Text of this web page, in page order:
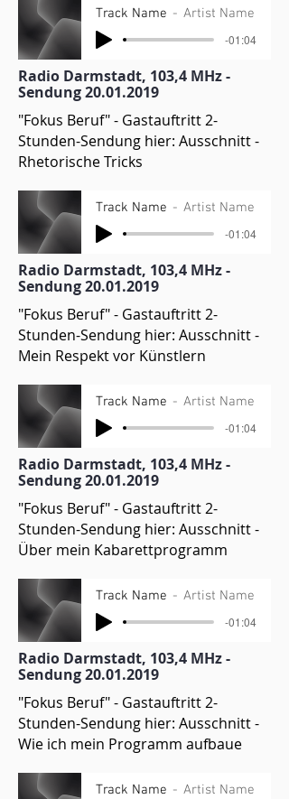
Track Name Artist Name
-01:04
Radio Darmstadt, 103,4 MHz -
Sendung20.01.2019
"Fokus Beruf" - Gastauftritt 2-
Stunden-Sendung hier: Ausschnitt -
Rhetorische Tricks
Track Name Artist Name
-01:04
Radio Darmstadt, 103,4 MHz -
Sendung20.01.2019
"Fokus Beruf" - Gastauftritt 2-
Stunden-Sendung hier: Ausschnitt -
Mein Respekt vor Künstlern
Track Name Artist Name
-01:04
Radio Darmstadt, 103,4 MHz -
Sendung20.01.2019
"Fokus Beruf" - Gastauftritt 2-
Stunden-Sendung hier: Ausschnitt -
Über mein Kabarettprogramm
Track Name Artist Name
-01:04
Radio Darmstadt, 103,4 MHz -
Sendung20.01.2019
"Fokus Beruf" - Gastauftritt 2-
Stunden-Sendung hier: Ausschnitt -
Wie ich mein Programm aufbaue
Track Name Artist Name